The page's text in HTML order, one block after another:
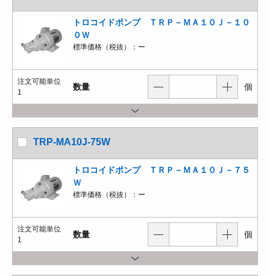
トロコイドポンプ ＴＲＰ－ＭＡ１０Ｊ－１０
０Ｗ
標準価格（税抜）： ー
注文可能単位
1
数量 個
TRP-MA10J-75W
トロコイドポンプ ＴＲＰ－ＭＡ１０Ｊ－７５
Ｗ
標準価格（税抜）： ー
注文可能単位
1
数量 個